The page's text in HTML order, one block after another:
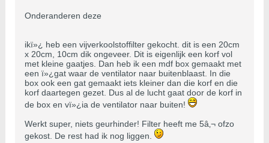
Onderanderen deze
ikï»¿ heb een vijverkoolstoffilter gekocht. dit is een 20cm
x 20cm, 10cm dik ongeveer. Dit is eigenlijk een korf vol
met kleine gaatjes. Dan heb ik een mdf box gemaakt met
een ï»¿gat waar de ventilator naar buitenblaast. In die
box ook een gat gemaakt iets kleiner dan die korf en die
korf daartegen gezet. Dus al de lucht gaat door de korf in
de box en vï»¿ia de ventilator naar buiten!
Werkt super, niets geurhinder! Filter heeft me 5â‚¬ ofzo
gekost. De rest had ik nog liggen.